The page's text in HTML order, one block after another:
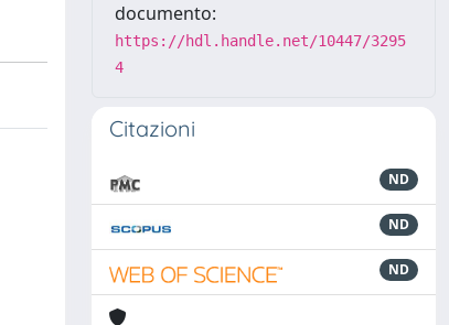
documento:
https://hdl.handle.net/10447/3295
4
Citazioni
ND
ND
ND